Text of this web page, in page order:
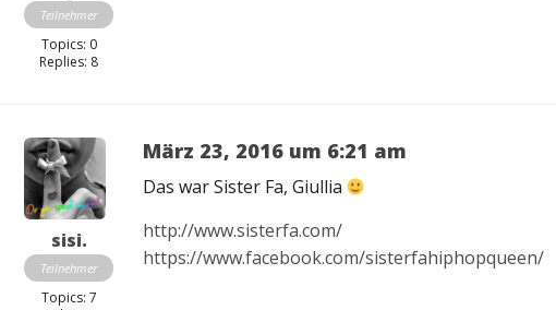
Teilnehmer
Topics: 0
Replies: 8
sisi.
Teilnehmer
Topics: 7
März 23, 2016 um 6:21 am
Das war Sister Fa, Giullia
http://www.sisterfa.com/
https://www.facebook.com/sisterfahiphopqueen/